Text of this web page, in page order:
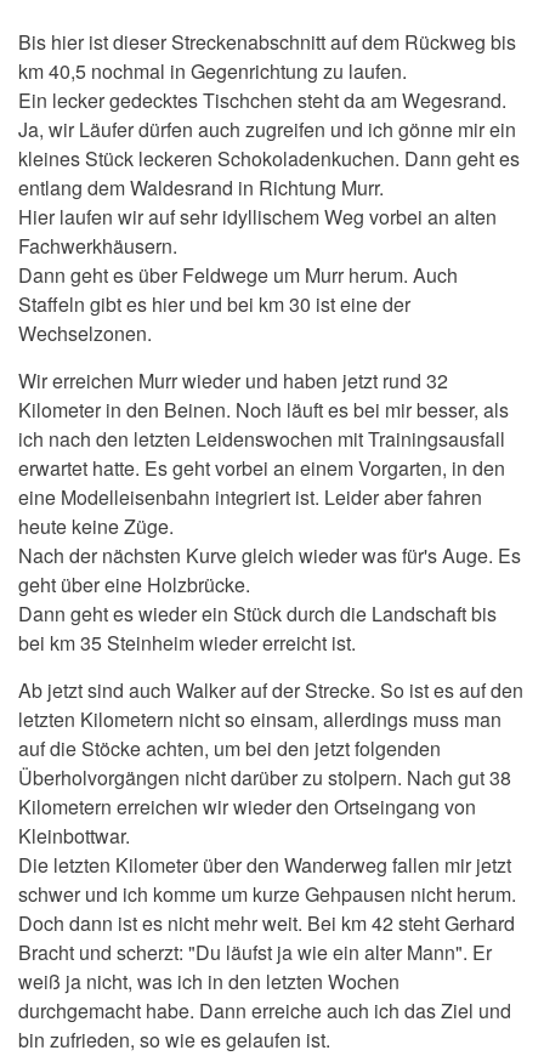
Bis hier ist dieser Streckenabschnitt auf dem Rückweg bis
km 40,5 nochmal in Gegenrichtung zu laufen.
Ein lecker gedecktes Tischchen steht da am Wegesrand.
Ja, wir Läufer dürfen auch zugreifen und ich gönne mir ein
kleines Stück leckeren Schokoladenkuchen. Dann geht es
entlang dem Waldesrand in Richtung Murr.
Hier laufen wir auf sehr idyllischem Weg vorbei an alten
Fachwerkhäusern.
Dann geht es über Feldwege um Murr herum. Auch
Staffeln gibt es hier und bei km 30 ist eine der
Wechselzonen.
Wir erreichen Murr wieder und haben jetzt rund 32
Kilometer in den Beinen. Noch läuft es bei mir besser, als
ich nach den letzten Leidenswochen mit Trainingsausfall
erwartet hatte. Es geht vorbei an einem Vorgarten, in den
eine Modelleisenbahn integriert ist. Leider aber fahren
heute keine Züge.
Nach der nächsten Kurve gleich wieder was für's Auge. Es
geht über eine Holzbrücke.
Dann geht es wieder ein Stück durch die Landschaft bis
bei km 35 Steinheim wieder erreicht ist.
Ab jetzt sind auch Walker auf der Strecke. So ist es auf den
letzten Kilometern nicht so einsam, allerdings muss man
auf die Stöcke achten, um bei den jetzt folgenden
Überholvorgängen nicht darüber zu stolpern. Nach gut 38
Kilometern erreichen wir wieder den Ortseingang von
Kleinbottwar.
Die letzten Kilometer über den Wanderweg fallen mir jetzt
schwer und ich komme um kurze Gehpausen nicht herum.
Doch dann ist es nicht mehr weit. Bei km 42 steht Gerhard
Bracht und scherzt: "Du läufst ja wie ein alter Mann". Er
weiß ja nicht, was ich in den letzten Wochen
durchgemacht habe. Dann erreiche auch ich das Ziel und
bin zufrieden, so wie es gelaufen ist.